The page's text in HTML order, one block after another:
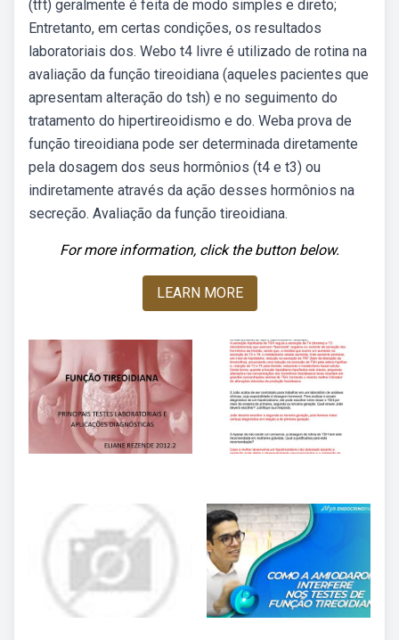
(tft) geralmente é feita de modo simples e direto;
Entretanto, em certas condições, os resultados
laboratoriais dos. Webo t4 livre é utilizado de rotina na
avaliação da função tireoidiana (aqueles pacientes que
apresentam alteração do tsh) e no seguimento do
tratamento do hipertireoidismo e do. Weba prova de
função tireoidiana pode ser determinada diretamente
pela dosagem dos seus hormônios (t4 e t3) ou
indiretamente através da ação desses hormônios na
secreção. Avaliação da função tireoidiana.
For more information, click the button below.
LEARN MORE